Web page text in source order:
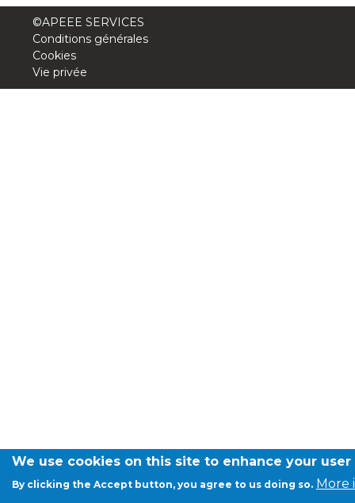
+32 (0)2 375 31 35
garderie@apeee-bxl1-services.be
BE72 3100 8650 7316
Transport
©APEEE SERVICES
Conditions générales
Cookies
Vie privée
We use cookies on this site to enhance your
By clicking the Accept button, you agree to us doing so. More